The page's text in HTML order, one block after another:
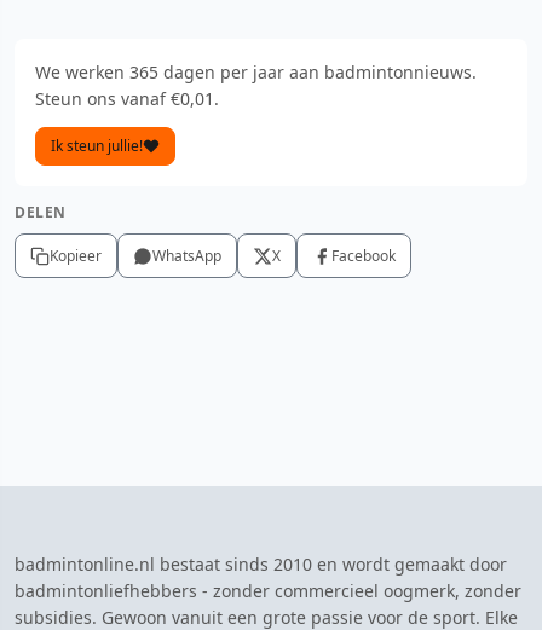
We werken 365 dagen per jaar aan badmintonnieuws.
Steun ons vanaf €0,01.
Ik steun jullie!
DELEN
Kopieer WhatsApp X Facebook
badmintonline.nl bestaat sinds 2010 en wordt gemaakt door
badmintonliefhebbers - zonder commercieel oogmerk, zonder
subsidies. Gewoon vanuit een grote passie voor de sport. Elke